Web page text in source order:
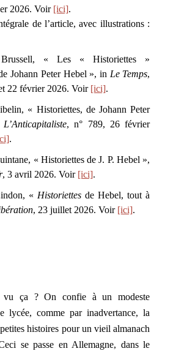
2026. Voir [ici].
de l’article, avec illustrations :
« Les « Historiettes »
Johann Peter Hebel », in Le Temps,
22 février 2026. Voir [ici].
« Historiettes, de Johann Peter
L’Anticapitaliste, n° 789, 26 février
.
« Historiettes de J. P. Hebel »,
, 3 avril 2026. Voir [ici].
« Historiettes de Hebel, tout à
, 23 juillet 2026. Voir [ici].
vu ça ? On confie à un modeste
lycée, comme par inadvertance, la
histoires pour un vieil almanach
se passe en Allemagne, dans le